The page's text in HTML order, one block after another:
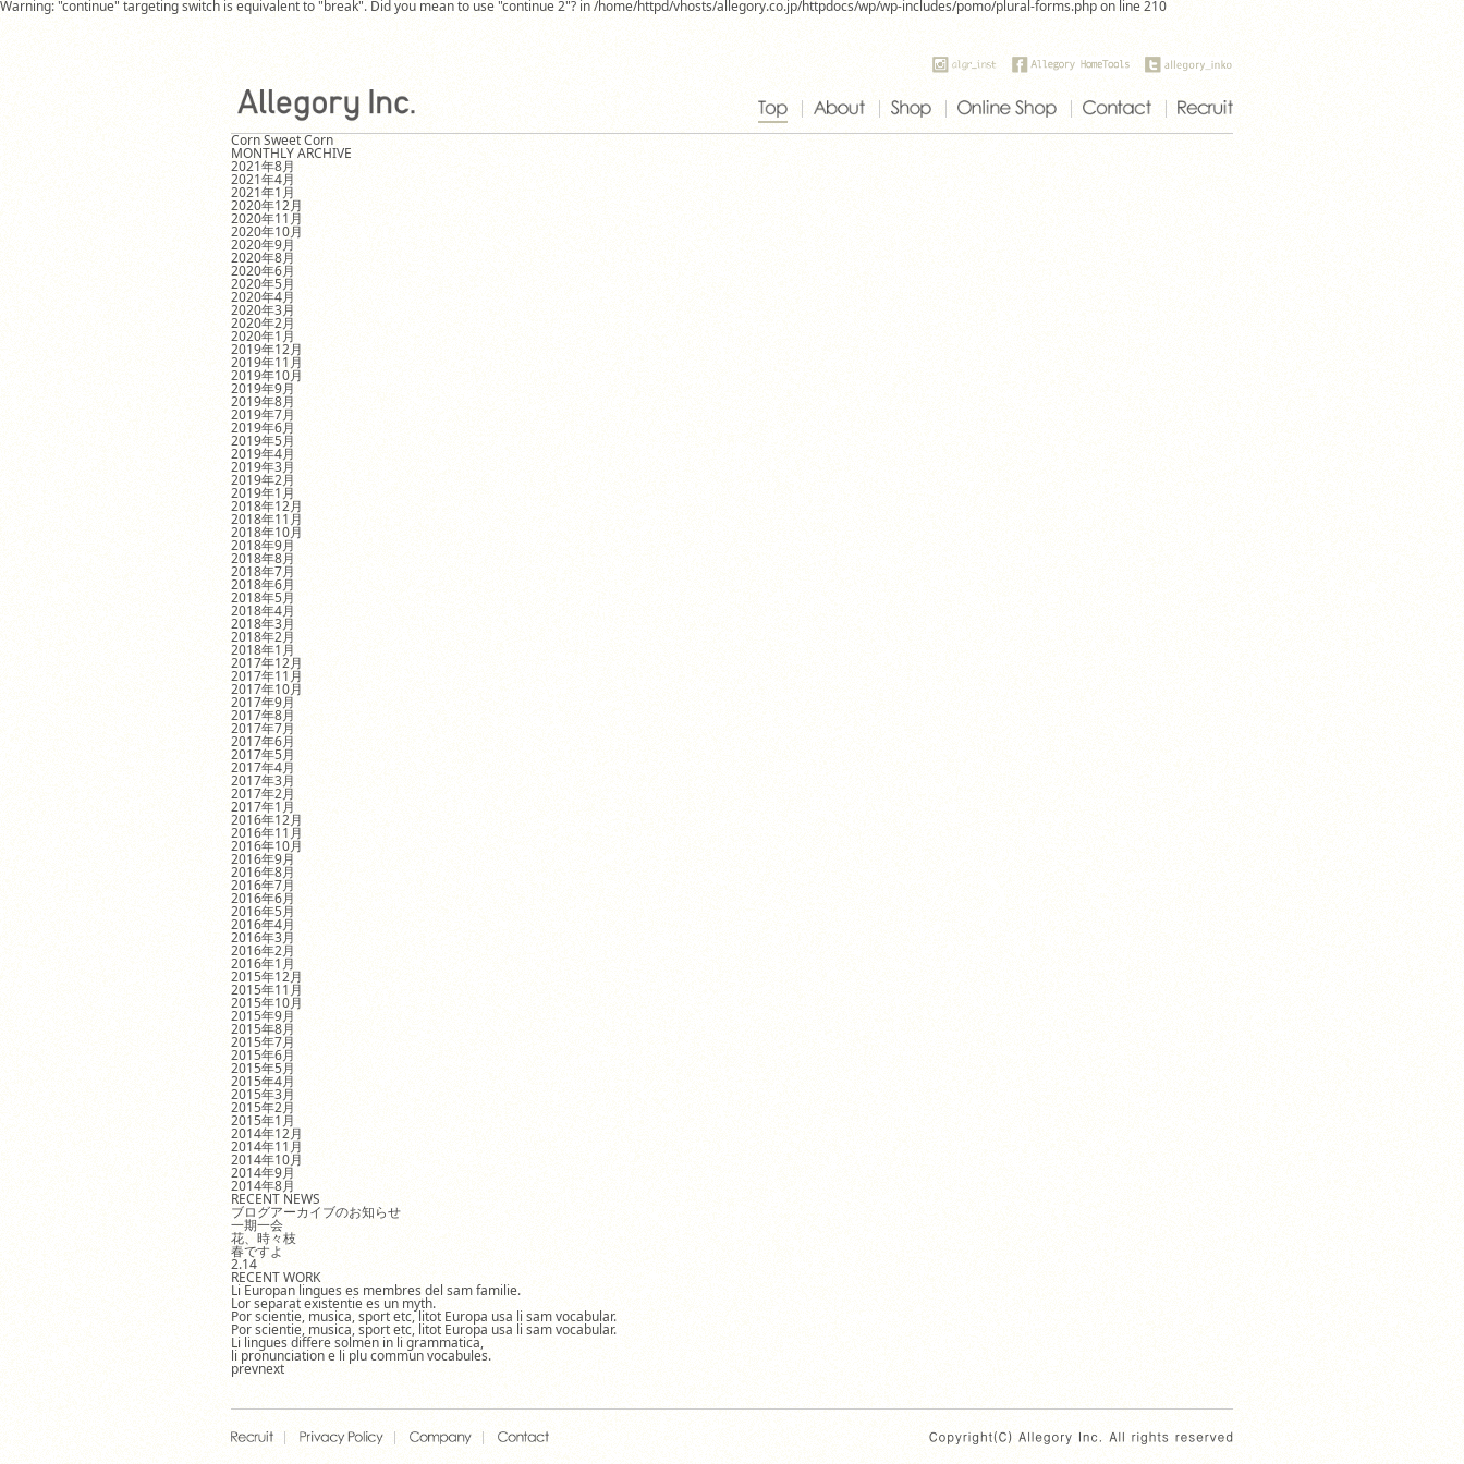
Warning: "continue" targeting switch is equivalent to "break". Did you mean to use "continue 2"? in /home/httpd/vhosts/allegory.co.jp/httpdocs/wp/wp-includes/pomo/plural-forms.php on line 210
Corn Sweet Corn
MONTHLY ARCHIVE
2021年8月
2021年4月
2021年1月
2020年12月
2020年11月
2020年10月
2020年9月
2020年8月
2020年6月
2020年5月
2020年4月
2020年3月
2020年2月
2020年1月
2019年12月
2019年11月
2019年10月
2019年9月
2019年8月
2019年7月
2019年6月
2019年5月
2019年4月
2019年3月
2019年2月
2019年1月
2018年12月
2018年11月
2018年10月
2018年9月
2018年8月
2018年7月
2018年6月
2018年5月
2018年4月
2018年3月
2018年2月
2018年1月
2017年12月
2017年11月
2017年10月
2017年9月
2017年8月
2017年7月
2017年6月
2017年5月
2017年4月
2017年3月
2017年2月
2017年1月
2016年12月
2016年11月
2016年10月
2016年9月
2016年8月
2016年7月
2016年6月
2016年5月
2016年4月
2016年3月
2016年2月
2016年1月
2015年12月
2015年11月
2015年10月
2015年9月
2015年8月
2015年7月
2015年6月
2015年5月
2015年4月
2015年3月
2015年2月
2015年1月
2014年12月
2014年11月
2014年10月
2014年9月
2014年8月
RECENT NEWS
ブログアーカイブのお知らせ
一期一会
花、時々枝
春ですよ
2.14
RECENT WORK
Li Europan lingues es membres del sam familie.
Lor separat existentie es un myth.
Por scientie, musica, sport etc, litot Europa usa li sam vocabular.
Por scientie, musica, sport etc, litot Europa usa li sam vocabular.
Li lingues differe solmen in li grammatica,
li pronunciation e li plu commun vocabules.
prevnext